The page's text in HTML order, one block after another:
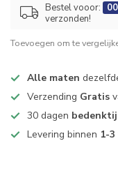
Bestel vooor:
verzonden!
Toevoegen om te
Alle maten
Verzending Gratis
30 dagen
Levering binnen 1-